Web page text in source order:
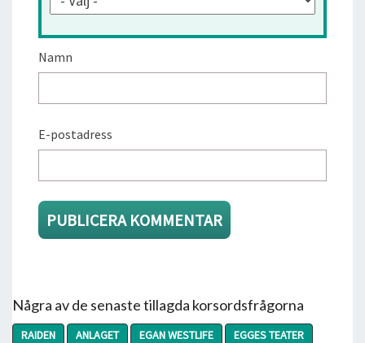
Namn
E-postadress
Några av de senaste tillagda korsordsfrågorna
RAIDEN ANLAGET EGAN WESTLIFE
EGGES TEATER